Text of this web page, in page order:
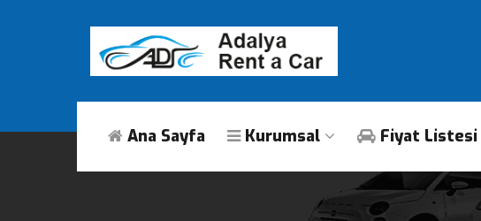
Ana Sayfa Kurumsal Fiyat Listesi